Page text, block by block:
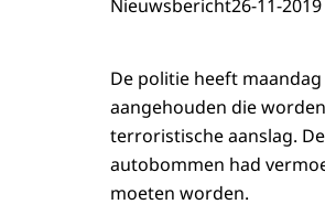
Nieuwsbericht26-11-
De politie heeft
aangehouden die
terroristische aanslag.
autobommen had
moeten worden.